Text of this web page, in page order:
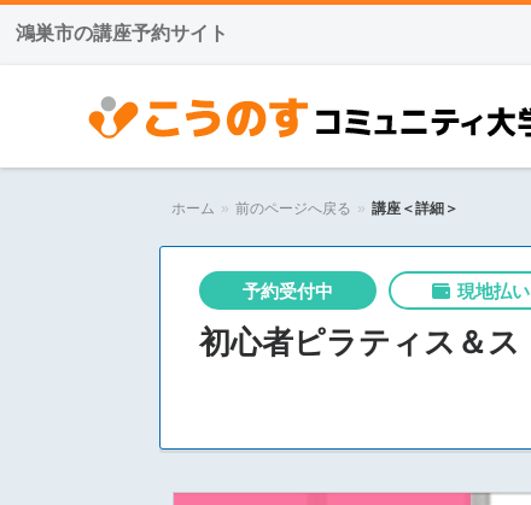
鴻巣市の講座予約サイト
こうのすコミュニティ大学
ホーム » 前のページへ戻る » 講座＜詳細＞
予約受付中 現地払い
初心者ピラティス＆ス